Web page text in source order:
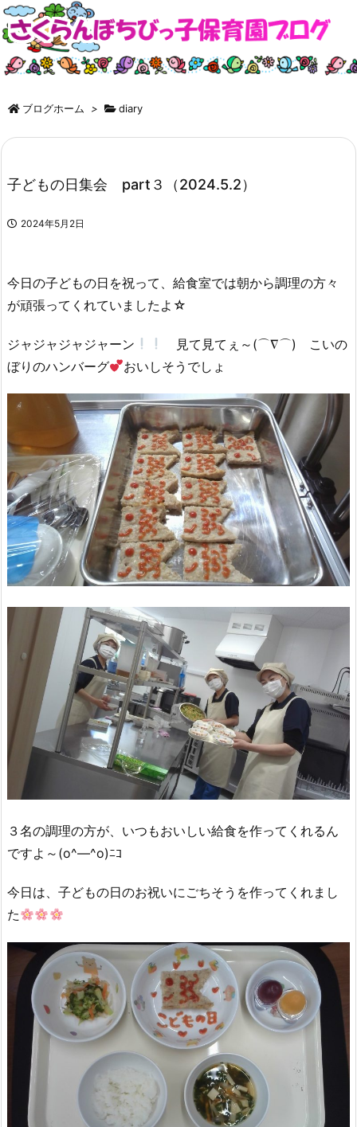
ブログホーム > diary
子どもの日集会 part３（2024.5.2）
2024年5月2日
今日の子どもの日を祝って、給食室では朝から調理の方々
が頑張ってくれていましたよ☆
ジャジャジャジャーン
見て見てぇ～(⌒∇⌒) こいの
ぼりのハンバーグ
おいしそうでしょ
３名の調理の方が、いつもおいしい給食を作ってくれるん
ですよ～(o^―^o)ﾆｺ
今日は、子どもの日のお祝いにごちそうを作ってくれまし
た